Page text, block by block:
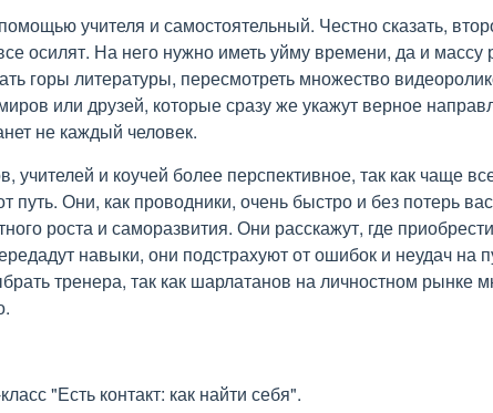
учителя и самостоятельный. Честно сказать,
осилят. На него нужно иметь уйму времени, да и массу
горы литературы, пересмотреть множество
или друзей, которые сразу же укажут верное
не каждый человек.
учителей и коучей более перспективное, так как чаще
путь. Они, как проводники, очень быстро и без потерь
роста и саморазвития. Они расскажут, где
навыки, они подстрахуют от ошибок и неудач на
тренера, так как шарлатанов на личностном рынке
"Есть контакт: как найти себя".